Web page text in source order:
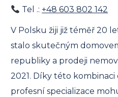
Tel .:+48 603 802 142
V Polsku žiji již téměř 20
stalo skutečným
republiky a prodeji
2021. Díky této
profesní specializace